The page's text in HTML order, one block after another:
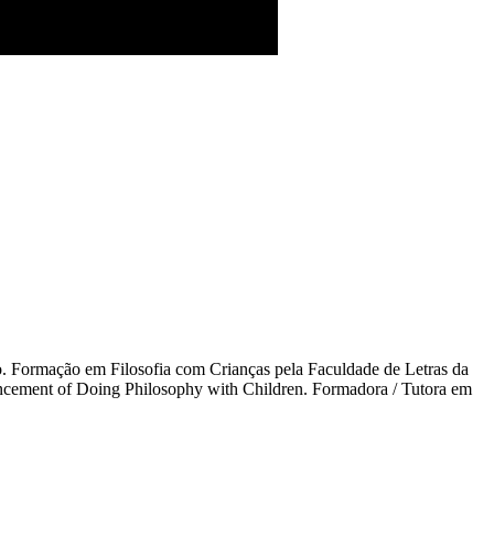
em Filosofia com Crianças pela Faculdade de Letras da
of Doing Philosophy with Children. Formadora / Tutora em